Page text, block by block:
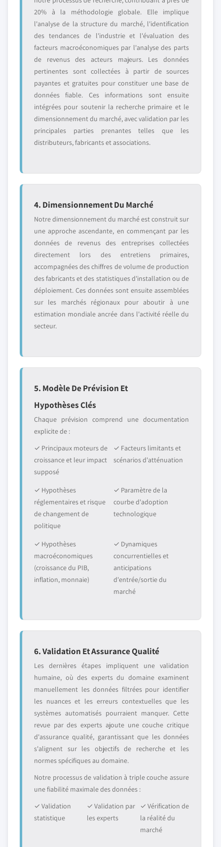
20% à la méthodologie globale. Elle implique
l'analyse de la structure du marché, l'identification
des tendances de l'industrie et l'évaluation des
facteurs macroéconomiques par l'analyse des parts
de revenus des acteurs majeurs. Les données
pertinentes sont collectées à partir de sources
payantes et gratuites pour constituer une base de
données fiable. Ces informations sont ensuite
intégrées pour soutenir la recherche primaire et le
dimensionnement du marché, avec validation par les
principales parties prenantes telles que les
distributeurs, fabricants et associations.
4. Dimensionnement Du Marché
Notre dimensionnement du marché est construit sur
une approche ascendante, en commençant par les
données de revenus des entreprises collectées
directement lors des entretiens primaires,
accompagnées des chiffres de volume de production
des fabricants et des statistiques d'installation ou de
déploiement. Ces données sont ensuite assemblées
sur les marchés régionaux pour aboutir à une
estimation mondiale ancrée dans l'activité réelle du
secteur.
5. Modèle De Prévision Et
Hypothèses Clés
Chaque prévision comprend une documentation
explicite de :
✓ Principaux moteurs de
croissance et leur impact
supposé
✓ Facteurs limitants et
scénarios d'atténuation
✓ Hypothèses
réglementaires et risque
de changement de
politique
✓ Paramètre de la
courbe d'adoption
technologique
✓ Hypothèses
macroéconomiques
(croissance du PIB,
inflation, monnaie)
✓ Dynamiques
concurrentielles et
anticipations
d'entrée/sortie du
marché
6. Validation Et Assurance Qualité
Les dernières étapes impliquent une validation
humaine, où des experts du domaine examinent
manuellement les données filtrées pour identifier
les nuances et les erreurs contextuelles que les
systèmes automatisés pourraient manquer. Cette
revue par des experts ajoute une couche critique
d'assurance qualité, garantissant que les données
s'alignent sur les objectifs de recherche et les
normes spécifiques au domaine.
Notre processus de validation à triple couche assure
une fiabilité maximale des données :
✓ Validation
statistique
✓ Validation par
les experts
✓ Vérification de
la réalité du
marché